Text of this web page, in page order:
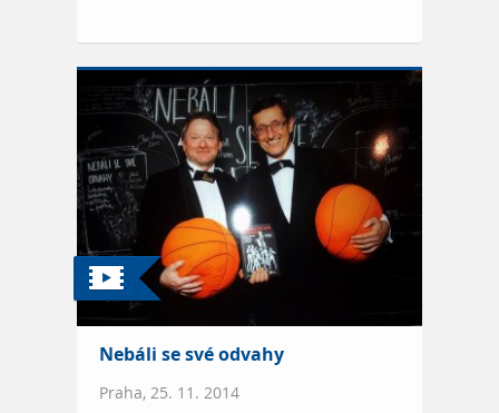
Nebáli se své odvahy
Praha, 25. 11. 2014